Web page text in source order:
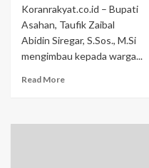
Koranrakyat.co.id – Bupati
Asahan, Taufik Zaibal
Abidin Siregar, S.Sos., M.Si
mengimbau kepada warga...
Read More